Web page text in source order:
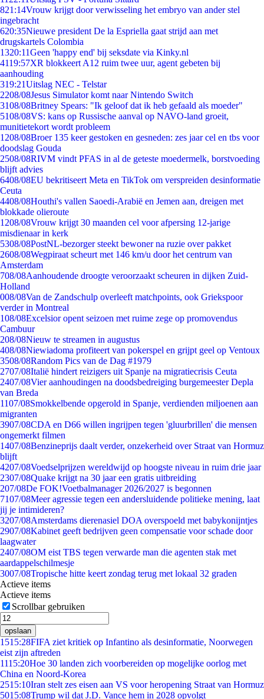
821:14Vrouw krijgt door verwisseling het embryo van ander stel
ingebracht
620:35Nieuwe president De la Espriella gaat strijd aan met
drugskartels Colombia
1320:11Geen 'happy end' bij seksdate via Kinky.nl
4119:57XR blokkeert A12 ruim twee uur, agent gebeten bij
aanhouding
319:21Uitslag NEC - Telstar
2208/08Jesus Simulator komt naar Nintendo Switch
3108/08Britney Spears: "Ik geloof dat ik heb gefaald als moeder"
5108/08VS: kans op Russische aanval op NAVO-land groeit,
munitietekort wordt probleem
1208/08Broer 135 keer gestoken en gesneden: zes jaar cel en tbs voor
doodslag Gouda
2508/08RIVM vindt PFAS in al de geteste moedermelk, borstvoeding
blijft advies
6408/08EU bekritiseert Meta en TikTok om verspreiden desinformatie
Ceuta
4408/08Houthi's vallen Saoedi-Arabië en Jemen aan, dreigen met
blokkade olieroute
1208/08Vrouw krijgt 30 maanden cel voor afpersing 12-jarige
misdienaar in kerk
5308/08PostNL-bezorger steekt bewoner na ruzie over pakket
2608/08Wegpiraat scheurt met 146 km/u door het centrum van
Amsterdam
708/08Aanhoudende droogte veroorzaakt scheuren in dijken Zuid-
Holland
008/08Van de Zandschulp overleeft matchpoints, ook Griekspoor
verder in Montreal
108/08Excelsior opent seizoen met ruime zege op promovendus
Cambuur
208/08Nieuw te streamen in augustus
408/08Niewiadoma profiteert van pokerspel en grijpt geel op Ventoux
3508/08Random Pics van de Dag #1979
2707/08Italië hindert reizigers uit Spanje na migratiecrisis Ceuta
2407/08Vier aanhoudingen na doodsbedreiging burgemeester Depla
van Breda
1107/08Smokkelbende opgerold in Spanje, verdienden miljoenen aan
migranten
3907/08CDA en D66 willen ingrijpen tegen 'gluurbrillen' die mensen
ongemerkt filmen
1407/08Benzineprijs daalt verder, onzekerheid over Straat van Hormuz
blijft
4207/08Voedselprijzen wereldwijd op hoogste niveau in ruim drie jaar
2307/08Quake krijgt na 30 jaar een gratis uitbreiding
207/08De FOK!Voetbalmanager 2026/2027 is begonnen
7107/08Meer agressie tegen een andersluidende politieke mening, laat
jij je intimideren?
3207/08Amsterdams dierenasiel DOA overspoeld met babykonijntjes
2907/08Kabinet geeft bedrijven geen compensatie voor schade door
laagwater
2407/08OM eist TBS tegen verwarde man die agenten stak met
aardappelschilmesje
3007/08Tropische hitte keert zondag terug met lokaal 32 graden
Actieve items
Actieve items
Scrollbar gebruiken
opslaan
1515:28FIFA ziet kritiek op Infantino als desinformatie, Noorwegen
eist zijn aftreden
1115:20Hoe 30 landen zich voorbereiden op mogelijke oorlog met
China en Noord-Korea
2515:10Iran stelt zes eisen aan VS voor heropening Straat van Hormuz
5015:08Trump wil dat J.D. Vance hem in 2028 opvolgt